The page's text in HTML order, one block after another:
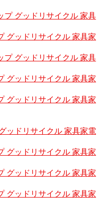
プ グッドリサイクル 家具
グッドリサイクル 家具家
プ グッドリサイクル 家具
グッドリサイクル 家具家
グッドリサイクル 家具家
ッドリサイクル 家具家電
グッドリサイクル 家具家
グッドリサイクル 家具家
グッドリサイクル 家具家